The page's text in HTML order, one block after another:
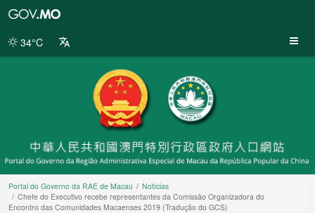
da
34°C
Portal do Governo da RAE de Macau
Notícias
Chefe do Executivo recebe representantes da Comissão Organizadora do
Encontro das Comunidades Macaenses 2019 (Tradução do GCS)